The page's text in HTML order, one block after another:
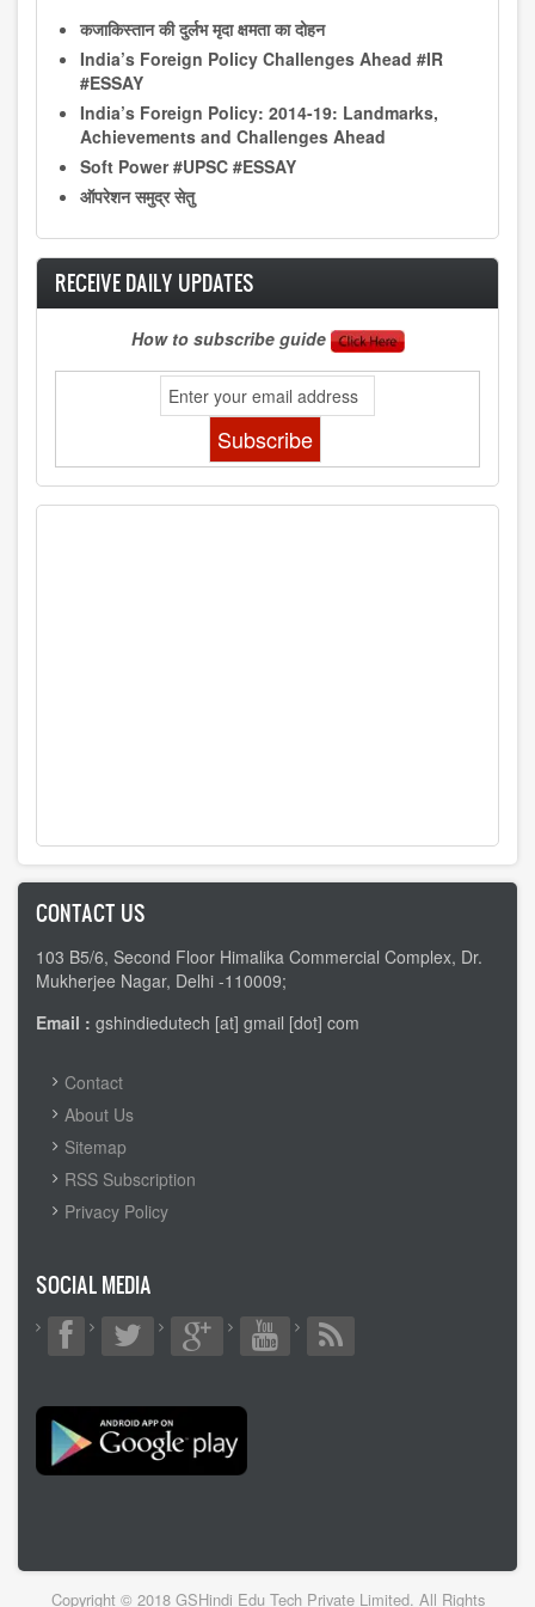
कजाकिस्तान की दुर्लभ मृदा क्षमता का दोहन
India’s Foreign Policy Challenges Ahead #IR
#ESSAY
India’s Foreign Policy: 2014-19: Landmarks,
Achievements and Challenges Ahead
Soft Power #UPSC #ESSAY
ऑपरेशन समुद्र सेतु
RECEIVE DAILY UPDATES
How to subscribe guide
CONTACT US
103 B5/6, Second Floor Himalika Commercial Complex, Dr.
Mukherjee Nagar, Delhi -110009;
Email : gshindiedutech [at] gmail [dot] com
FOOTER
MENU
Contact
About Us
Sitemap
RSS Subscription
Privacy Policy
SOCIAL MEDIA
Copyright © 2018 GSHindi Edu Tech Private Limited. All Rights